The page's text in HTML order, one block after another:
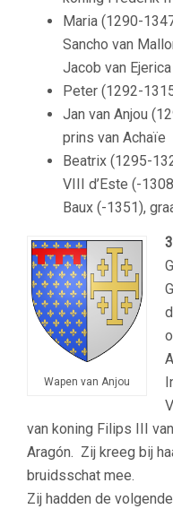
Maria (1290-
Sancho van
Jacob van
Peter (1292-
Jan van Anjou
prins van Achaïe
Beatrix (1295-
VIII d’Este (-
Baux (-1351),
Wapen van Anjou
van koning Filips III
Aragón. Zij kreeg bij
bruidsschat mee.
Zij hadden de